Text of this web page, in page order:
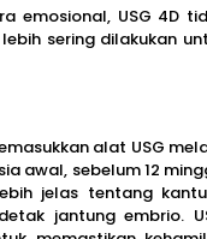
emosional, USG 4D
sering dilakukan
alat USG
awal, sebelum 12
jelas tentang
jantung embrio.